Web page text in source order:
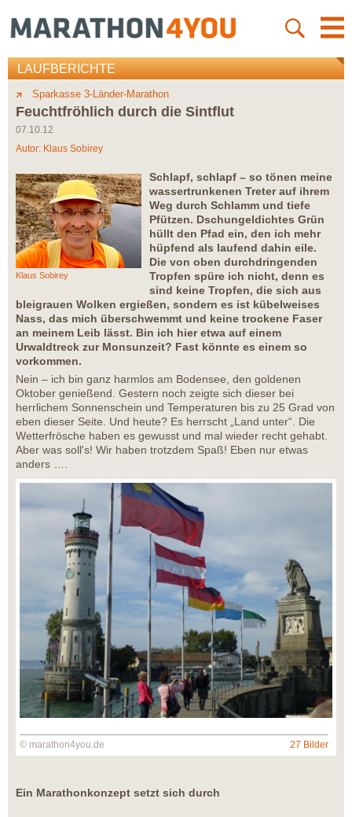
LAUFBERICHTE
Sparkasse 3-Länder-Marathon
Feuchtfröhlich durch die Sintflut
07.10.12
Autor: Klaus Sobirey
Klaus Sobirey
Schlapf, schlapf – so tönen meine
wassertrunkenen Treter auf ihrem
Weg durch Schlamm und tiefe
Pfützen. Dschungeldichtes Grün
hüllt den Pfad ein, den ich mehr
hüpfend als laufend dahin eile.
Die von oben durchdringenden
Tropfen spüre ich nicht, denn es
sind keine Tropfen, die sich aus
bleigrauen Wolken ergießen, sondern es ist kübelweises
Nass, das mich überschwemmt und keine trockene Faser
an meinem Leib lässt. Bin ich hier etwa auf einem
Urwaldtreck zur Monsunzeit? Fast könnte es einem so
vorkommen.
Nein – ich bin ganz harmlos am Bodensee, den goldenen
Oktober genießend. Gestern noch zeigte sich dieser bei
herrlichem Sonnenschein und Temperaturen bis zu 25 Grad von
eben dieser Seite. Und heute? Es herrscht „Land unter“. Die
Wetterfrösche haben es gewusst und mal wieder recht gehabt.
Aber was soll's! Wir haben trotzdem Spaß! Eben nur etwas
anders ….
© marathon4you.de 27 Bilder
Ein Marathonkonzept setzt sich durch